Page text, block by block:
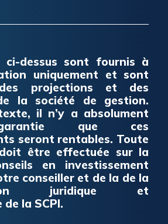
ci-dessus sont fournis à
uniquement et sont
projections et des
la société de gestion.
il n’y a absolument
que ces
seront rentables. Toute
être effectuée sur la
en investissement
conseiller et de la de la
juridique et
la SCPI.